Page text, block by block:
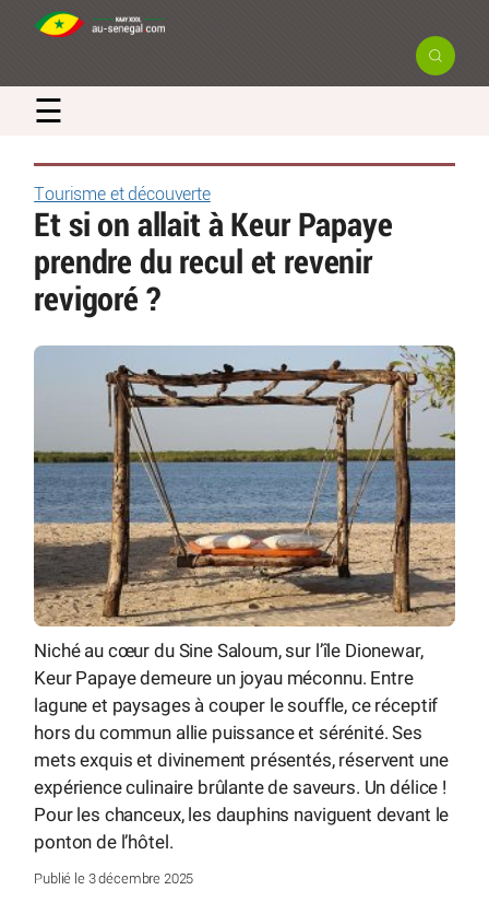
☰
Tourisme et découverte
Et si on allait à Keur Papaye
prendre du recul et revenir
revigoré ?
Niché au cœur du Sine Saloum, sur l’île Dionewar,
Keur Papaye demeure un joyau méconnu. Entre
lagune et paysages à couper le souffle, ce réceptif
hors du commun allie puissance et sérénité. Ses
mets exquis et divinement présentés, réservent une
expérience culinaire brûlante de saveurs. Un délice !
Pour les chanceux, les dauphins naviguent devant le
ponton de l’hôtel.
Publié le 3 décembre 2025